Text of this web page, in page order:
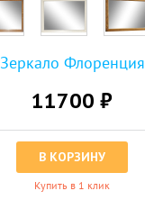
Зеркало Флоренция
11700 ₽
В КОРЗИНУ
Купить в 1 клик